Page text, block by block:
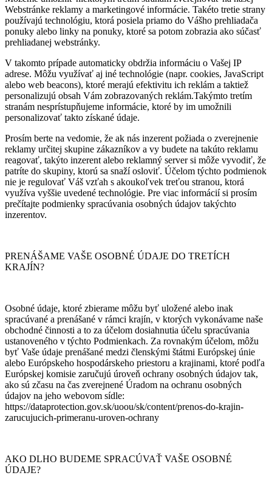
Webstránke reklamy a marketingové informácie. Takéto tretie strany
používajú technológiu, ktorá posiela priamo do Vášho prehliadača
ponuky alebo linky na ponuky, ktoré sa potom zobrazia ako súčasť
prehliadanej webstránky.
V takomto prípade automaticky obdržia informáciu o Vašej IP
adrese. Môžu využívať aj iné technológie (napr. cookies, JavaScript
alebo web beacons), ktoré merajú efektivitu ich reklám a taktiež
personalizujú obsah Vám zobrazovaných reklám.Takýmto tretím
stranám nesprístupňujeme informácie, ktoré by im umožnili
personalizovať takto získané údaje.
Prosím berte na vedomie, že ak nás inzerent požiada o zverejnenie
reklamy určitej skupine zákazníkov a vy budete na takúto reklamu
reagovať, takýto inzerent alebo reklamný server si môže vyvodiť, že
patríte do skupiny, ktorú sa snaží osloviť. Účelom týchto podmienok
nie je regulovať Váš vzťah s akoukoľvek treťou stranou, ktorá
využíva vyššie uvedené technológie. Pre viac informácií si prosím
prečítajte podmienky spracúvania osobných údajov takýchto
inzerentov.
PRENÁŠAME VAŠE OSOBNÉ ÚDAJE DO TRETÍCH
KRAJÍN?
Osobné údaje, ktoré zbierame môžu byť uložené alebo inak
spracúvané a prenášané v rámci krajín, v ktorých vykonávame naše
obchodné činnosti a to za účelom dosiahnutia účelu spracúvania
ustanoveného v týchto Podmienkach. Za rovnakým účelom, môžu
byť Vaše údaje prenášané medzi členskými štátmi Európskej únie
alebo Európskeho hospodárskeho priestoru a krajinami, ktoré podľa
Európskej komisie zaručujú úroveň ochrany osobných údajov tak,
ako sú zčasu na čas zverejnené Úradom na ochranu osobných
údajov na jeho webovom sídle:
https://dataprotection.gov.sk/uoou/sk/content/prenos-do-krajin-
zarucujucich-primeranu-uroven-ochrany
AKO DLHO BUDEME SPRACÚVAŤ VAŠE OSOBNÉ
ÚDAJE?